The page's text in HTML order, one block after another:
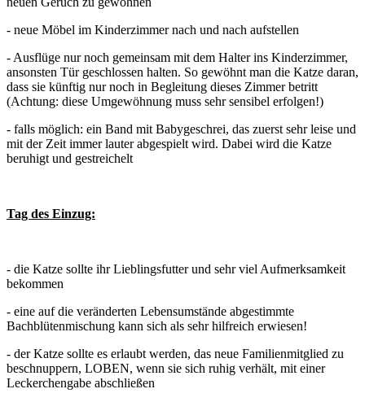
- neue Möbel im Kinderzimmer nach und nach aufstellen
- Ausflüge nur noch gemeinsam mit dem Halter ins Kinderzimmer,
ansonsten Tür geschlossen halten. So gewöhnt man die Katze daran,
dass sie künftig nur noch in Begleitung dieses Zimmer betritt
(Achtung: diese Umgewöhnung muss sehr sensibel erfolgen!)
- falls möglich: ein Band mit Babygeschrei, das zuerst sehr leise und
mit der Zeit immer lauter abgespielt wird. Dabei wird die Katze
beruhigt und gestreichelt
Tag des Einzug:
- die Katze sollte ihr Lieblingsfutter und sehr viel Aufmerksamkeit
bekommen
- eine auf die veränderten Lebensumstände abgestimmte
Bachblütenmischung kann sich als sehr hilfreich erwiesen!
- der Katze sollte es erlaubt werden, das neue Familienmitglied zu
beschnuppern, LOBEN, wenn sie sich ruhig verhält, mit einer
Leckerchengabe abschließen